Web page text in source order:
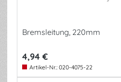
Bremsleitung, 220mm
4,94 €
Artikel-Nr.: 020-4075-22